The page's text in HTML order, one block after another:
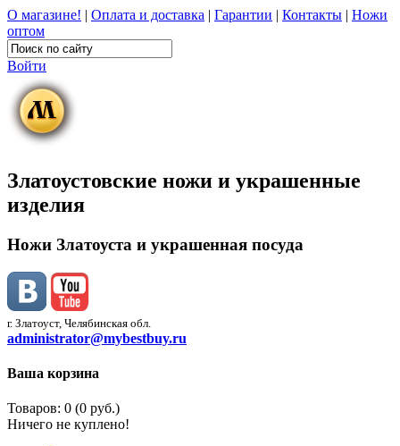
О магазине! | Оплата и доставка | Гарантии | Контакты | Ножи
оптом
Войти
Златоустовские ножи и украшенные
изделия
Ножи Златоуста и украшенная посуда
г. Златоуст, Челябинская обл.
administrator@mybestbuy.ru
Ваша корзина
Товаров: 0 (0 руб.)
Ничего не куплено!